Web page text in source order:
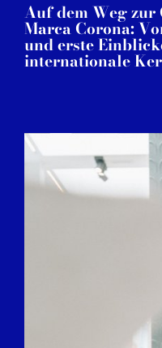
Auf dem Weg zur
Marca Corona:
und erste
internationale